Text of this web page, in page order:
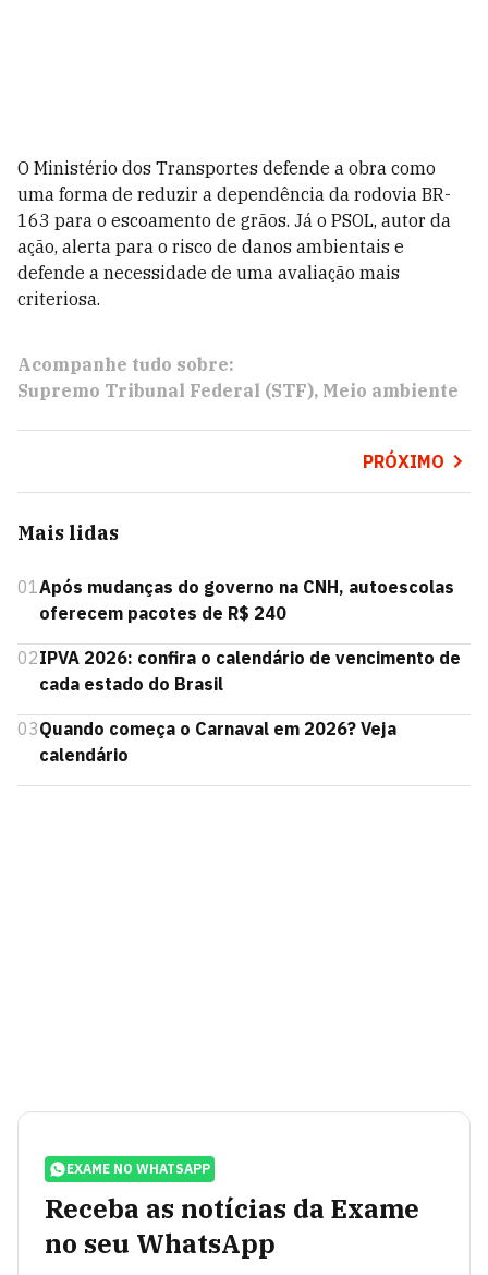
O Ministério dos Transportes defende a obra como
uma forma de reduzir a dependência da rodovia BR-
163 para o escoamento de grãos. Já o PSOL, autor da
ação, alerta para o risco de danos ambientais e
defende a necessidade de uma avaliação mais
criteriosa.
Acompanhe tudo sobre:
Supremo Tribunal Federal (STF) Meio ambiente
PRÓXIMO
Mais lidas
01Após mudanças do governo na CNH, autoescolas
oferecem pacotes de R$ 240
02IPVA 2026: confira o calendário de vencimento de
cada estado do Brasil
03Quando começa o Carnaval em 2026? Veja
calendário
EXAME NO WHATSAPP
Receba as notícias da Exame
no seu WhatsApp